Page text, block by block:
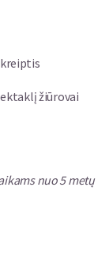
širdis sutverta
JAV tėvų, kaip
„School Library
dramos teatre
teigia, jog
pasiūlys
būdą – teatrą.
su pagrindiniu
simpatiškus
remiantis
žiūrovai
nuo 5 metų